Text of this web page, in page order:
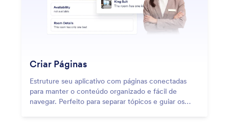
Criar Páginas
Estruture seu aplicativo com páginas conectadas
para manter o conteúdo organizado e fácil de
navegar. Perfeito para separar tópicos e guiar os